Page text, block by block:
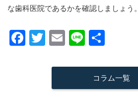
な歯科医院であるかを確認しましょう。
F
T
tt
er
E
ail
Li
eコラム一覧